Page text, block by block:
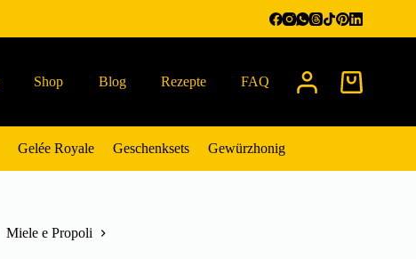
Shop Blog Rezepte FAQ Warenkorb
Gelée Royale Geschenksets Gewürzhonig
Miele e Propoli